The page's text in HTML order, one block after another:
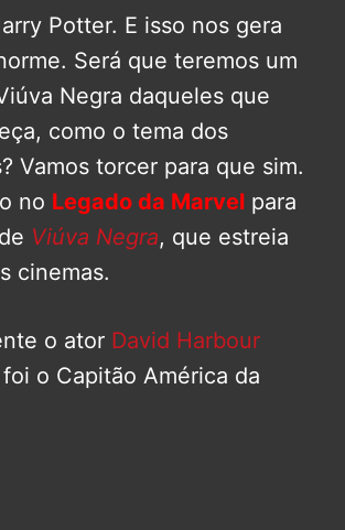
Potter. E isso nos gera
Será que teremos um
Negra daqueles que
como o tema dos
Vamos torcer para que sim.
no Legado da Marvel para
Viúva Negra, que estreia
cinemas.
o ator David Harbour
o Capitão América da